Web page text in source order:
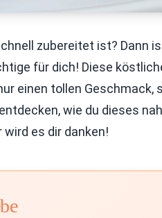
zubereitet ist? Dann
für dich! Diese
einen tollen Geschmack,
wie du dieses
wird es dir danken!